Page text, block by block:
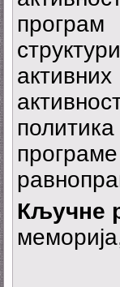
Кључне